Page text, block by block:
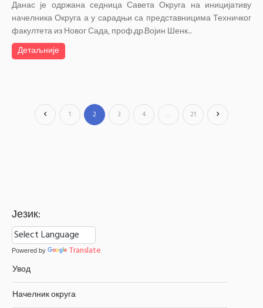
Данас је одржана седница Савета Округа на иницијативу
начелника Округа а у сарадњи са представницима Техничког
факултета из Новог Сада, проф.др.Војин Шенк...
Детаљније
1 2 3 4 … 21
Језик:
Powered by
Translate
Увод
Начелник округа